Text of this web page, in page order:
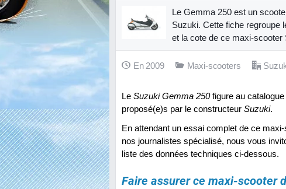
Le Gemma 250 est un
Suzuki. Cette fiche regroupe
et la cote de ce maxi-scooter
En 2009 Maxi-scooters
Le Suzuki Gemma 250figure au
proposé(e)s par le constructeur Suzuki.
En attendant un essai complet de ce
nos journalistes spécialisé, nous vous
liste des données techniques ci-dessous.
Faire assurer ce maxi-scooter